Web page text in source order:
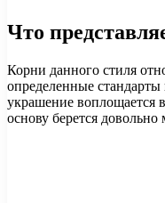
Что
Корни данного стиля
определенные
украшение воплощается
основу берется